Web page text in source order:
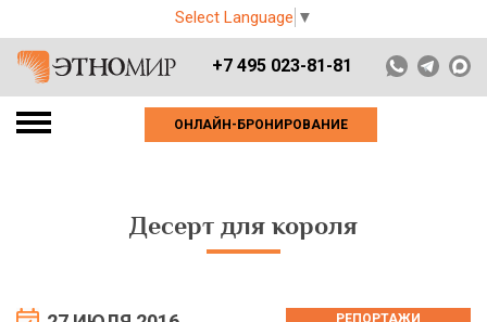
Select Language ▼
+7 495 023-81-81
ОНЛАЙН-БРОНИРОВАНИЕ
Десерт для короля
РЕПОРТАЖИ